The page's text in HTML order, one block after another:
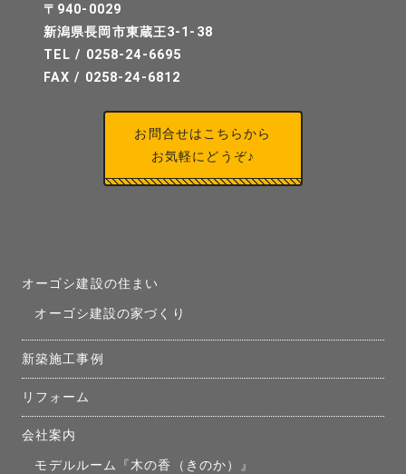
〒940-0029
新潟県長岡市東蔵王3-1-38
TEL / 0258-24-6695
FAX / 0258-24-6812
お問合せはこちらから
お気軽にどうぞ♪
オーゴシ建設の住まい
オーゴシ建設の家づくり
新築施工事例
リフォーム
会社案内
モデルルーム『木の香（きのか）』